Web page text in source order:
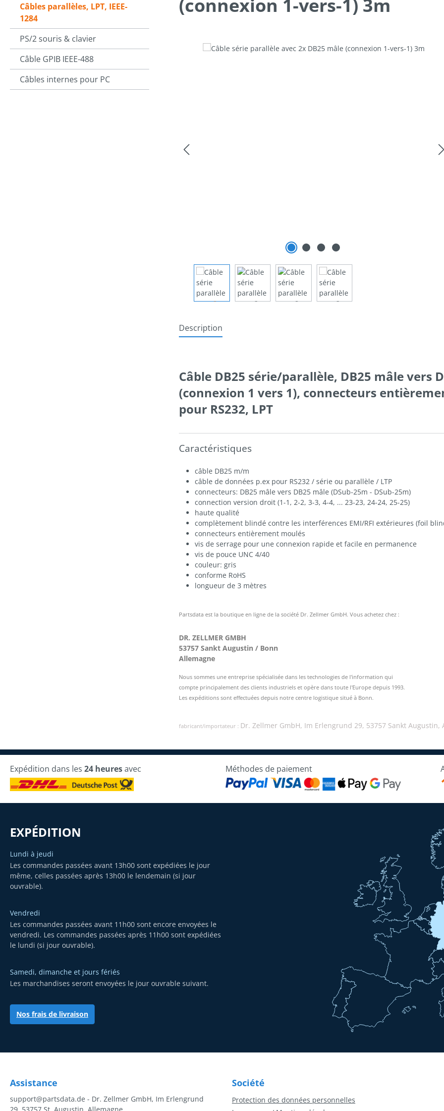
Câbles parallèles, LPT, IEEE-
1284
PS/2 souris & clavier
Câble GPIB IEEE-488
Câbles internes pour PC
(connexion 1-vers-1) 3m
Ignorer la galerie d'images
Description
Câble DB25 série/parallèle, DB25 mâle vers
(connexion 1 vers 1), connecteurs
pour RS232, LPT
Caractéristiques
câble DB25 m/m
câble de données p.ex pour RS232 / série ou parallèle / LTP
connecteurs: DB25 mâle vers DB25 mâle (DSub-25m - DSub-25m)
connection version droit (1-1, 2-2, 3-3, 4-4, ... 23-23, 24-24, 25-25)
haute qualité
complètement blindé contre les interférences EMI/RFI extérieures (foil
connecteurs entièrement moulés
vis de serrage pour une connexion rapide et facile en permanence
vis de pouce UNC 4/40
couleur: gris
conforme RoHS
longueur de 3 mètres
Partsdata est la boutique en ligne de la société Dr. Zellmer GmbH. Vous achetez chez :
DR. ZELLMER GMBH
53757 Sankt Augustin / Bonn
Allemagne
Nous sommes une entreprise spécialisée dans les technologies de l'information qui
compte principalement des clients industriels et opère dans toute l'Europe depuis 1993.
Les expéditions sont effectuées depuis notre centre logistique situé à Bonn.
fabricant/importateur : Dr. Zellmer GmbH, Im Erlengrund 29, 53757 Sankt Augustin,
Expédition dans les 24 heuresavec Méthodes de paiement
EXPÉDITION
Lundi à jeudi
Les commandes passées avant 13h00 sont expédiées le jour
même, celles passées après 13h00 le lendemain (si jour
ouvrable).
Vendredi
Les commandes passées avant 11h00 sont encore envoyées le
vendredi. Les commandes passées après 11h00 sont expédiées
le lundi (si jour ouvrable).
Samedi, dimanche et jours fériés
Les marchandises seront envoyées le jour ouvrable suivant.
Nos frais de livraison
Assistance
support@partsdata.de - Dr. Zellmer GmbH, Im Erlengrund
Société
Protection des données personnelles